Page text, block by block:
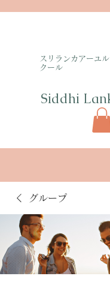
スリランカアーユ
クール
Siddhi
グループ